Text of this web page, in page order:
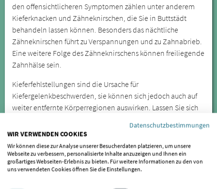
den offensichtlicheren Symptomen zählen unter anderem
Kieferknacken und Zähneknirschen, die Sie in Buttstädt
behandeln lassen können. Besonders das nächtliche
Zähneknirschen führt zu Verspannungen und zu Zahnabrieb.
Eine weitere Folge des Zähneknirschens können freiliegende
Zahnhälse sein.
Kieferfehlstellungen sind die Ursache für
Kiefergelenkbeschwerden, sie können sich jedoch auch auf
weiter entfernte Körperregionen auswirken. Lassen Sie sich
von einem Spezialisten für CMD untersuchen.
SIND SIE BEHANDLER/IN UND
MÖCHTEN GELISTET WERDEN?
Datenschutzbestimmungen
WIR VERWENDEN COOKIES
Wir können diese zur Analyse unserer Besucherdaten platzieren, um unsere
Webseite zu verbessern, personalisierte Inhalte anzuzeigen und Ihnen ein
großartiges Webseiten-Erlebnis zu bieten. Für weitere Informationen zu den von
uns verwendeten Cookies öffnen Sie die Einstellungen.